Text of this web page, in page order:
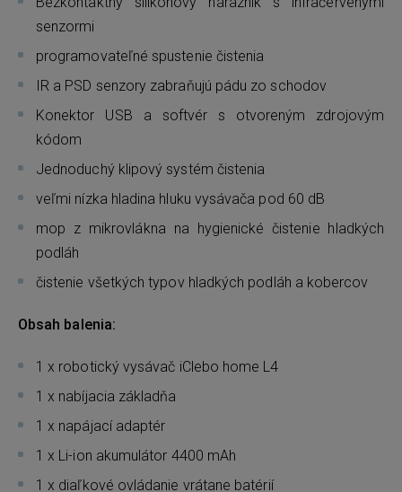
senzormi
programovateľné spustenie čistenia
IR a PSD senzory zabraňujú pádu zo schodov
Konektor USB a softvér s otvoreným zdrojovým
kódom
Jednoduchý klipový systém čistenia
veľmi nízka hladina hluku vysávača pod 60 dB
mop z mikrovlákna na hygienické čistenie hladkých
podláh
čistenie všetkých typov hladkých podláh a kobercov
Obsah balenia:
1 x robotický vysávač iClebo home L4
1 x nabíjacia základňa
1 x napájací adaptér
1 x Li-ion akumulátor 4400 mAh
1 x diaľkové ovládanie vrátane batérií